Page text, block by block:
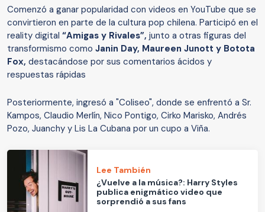
Comenzó a ganar popularidad con videos en YouTube que se
convirtieron en parte de la cultura pop chilena. Participó en el
reality digital “Amigas y Rivales”, junto a otras figuras del
transformismo como Janin Day, Maureen Junott y Botota
Fox, destacándose por sus comentarios ácidos y
respuestas rápidas
Posteriormente, ingresó a "Coliseo", donde se enfrentó a Sr.
Kampos, Claudio Merlín, Nico Pontigo, Cirko Marisko, Andrés
Pozo, Juanchy y Lis La Cubana por un cupo a Viña.
Lee También
¿Vuelve a la música?: Harry Styles
publica enigmático video que
sorprendió a sus fans